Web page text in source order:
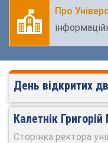
Про
День відкритих
Калетнік
Сторінка ректора